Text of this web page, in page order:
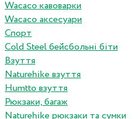
Wacaco кавоварки
Wacaco аксесуари
Спорт
Cold Steel бейсбольні біти
Взуття
Naturehike взуття
Humtto взуття
Рюкзаки, багаж
Naturehike рюкзаки та сумки